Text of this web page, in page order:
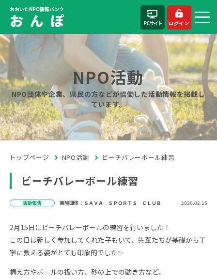
おおいたNPO情報バンク
お ん ぽ PCサイト ログイン
NPO活動
NPO団体や企業、県民の方などが協働した活動情報を掲載し
ています。
トップページ NPO活動 ビーチバレーボール練習
ビーチバレーボール練習
活動報告 実施団体：ＳＡＶＡ ＳＰＯＲＴＳ ＣＬＵＢ 2026.02.15
2月15日にビーチバレーボールの練習を行いました！
この日は新しく参加してくれた子もいて、先輩たちが基礎から丁
寧に教える姿がとても印象的でした✨
構え方やボールの扱い方、砂の上での動き方など、